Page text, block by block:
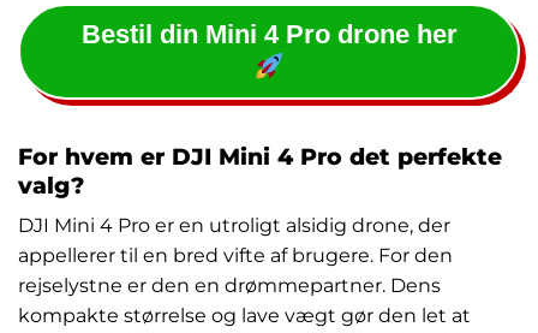
Bestil din Mini 4 Pro drone her
For hvem er DJI Mini 4 Pro det perfekte
valg?
DJI Mini 4 Pro er en utroligt alsidig drone, der
appellerer til en bred vifte af brugere. For den
rejselystne er den en drømmepartner. Dens
kompakte størrelse og lave vægt gør den let at